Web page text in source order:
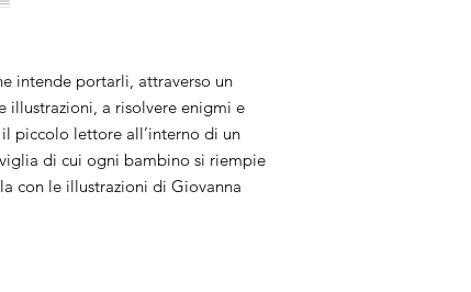
intende portarli, attraverso un
illustrazioni, a risolvere enigmi e
piccolo lettore all’interno di un
di cui ogni bambino si riempie
con le illustrazioni di Giovanna